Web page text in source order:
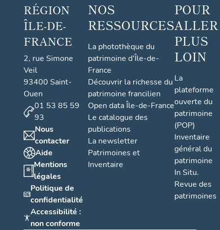
RÉGION
ÎLE-DE-
FRANCE
2, rue Simone
Veil
93400 Saint-
Ouen
01 53 85 59
93
Nous
contacter
Aide
Mentions
légales
Politique de
confidentialité
Accessibilité :
non conforme
NOS
RESSOURCES
La photothèque du
patrimoine d'Île-de-
France
Découvrir la richesse du
patrimoine francilien
Open data Île-de-France
Le catalogue des
publications
La newsletter
Patrimoines et
Inventaire
POUR
ALLER
PLUS
LOIN
La
plateforme
ouverte du
patrimoine
(POP)
Inventaire
général du
patrimoine
In Situ.
Revue des
patrimoines